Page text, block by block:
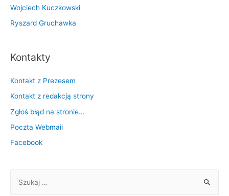
Wojciech Kuczkowski
Ryszard Gruchawka
Kontakty
Kontakt z Prezesem
Kontakt z redakcją strony
Zgłoś błąd na stronie…
Poczta Webmail
Facebook